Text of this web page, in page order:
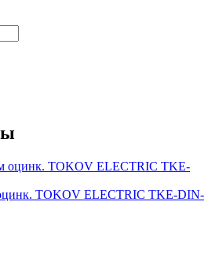
TOKOV ELECTRIC TKE-DIN-